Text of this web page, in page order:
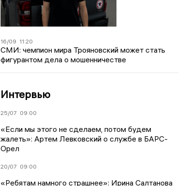
16/09 11:20
СМИ: чемпион мира Трояновский может стать
фигурантом дела о мошенничестве
Интервью
25/07 09:00
«Если мы этого не сделаем, потом будем
жалеть»: Артем Левковский о службе в БАРС-
Орел
20/07 09:00
«Ребятам намного страшнее»: Ирина Салтанова